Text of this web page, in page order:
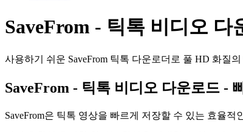
SaveFrom - 틱톡 비디오 다
사용하기 쉬운 SaveFrom 틱톡 다운로더로 풀 HD 화질
SaveFrom - 틱톡 비디오 다운로드 -
SaveFrom은 틱톡 영상을 빠르게 저장할 수 있는 효율적